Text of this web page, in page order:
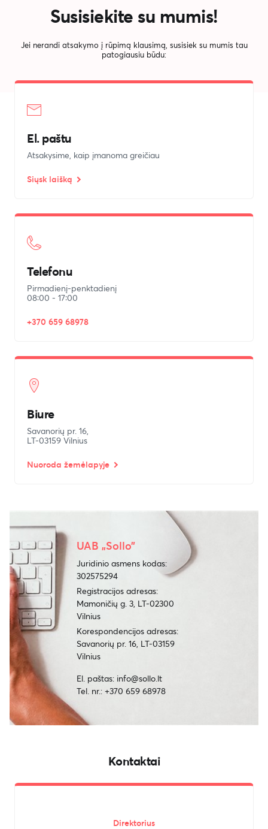
Susisiekite su mumis!
Jei nerandi atsakymo į rūpimą klausimą, susisiek su mumis tau
patogiausiu būdu:
El. paštu
Atsakysime, kaip įmanoma greičiau
Siųsk laišką
Telefonu
Pirmadienį-penktadienį
08:00 - 17:00
+370 659 68978
Biure
Savanorių pr. 16,
LT-03159 Vilnius
Nuoroda žemėlapyje
UAB „Sollo”
Juridinio asmens kodas:
302575294
Registracijos adresas:
Mamoničių g. 3, LT-02300
Vilnius
Korespondencijos adresas:
Savanorių pr. 16, LT-03159
Vilnius
El. paštas: info@sollo.lt
Tel. nr.: +370 659 68978
Kontaktai
Direktorius